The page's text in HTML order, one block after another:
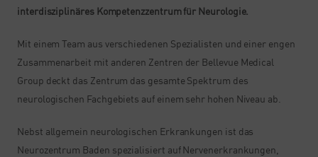
interdisziplinäres Kompetenzzentrum für Neurologie.
Mit einem Team aus verschiedenen Spezialisten und einer engen
Zusammenarbeit mit anderen Zentren der Bellevue Medical
Group deckt das Zentrum das gesamte Spektrum des
neurologischen Fachgebiets auf einem sehr hohen Niveau ab.​
Nebst allgemein neurologischen Erkrankungen ist das
Neurozentrum Baden spezialisiert auf Nervenerkrankungen,